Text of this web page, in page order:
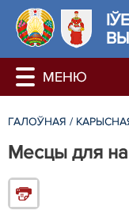
ГАЛОЎНАЯ /
Месцы для